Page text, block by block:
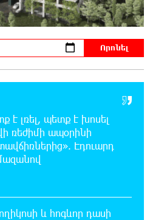
Գարեգին Բ Ամենայն Հայոց
դատական նիստը
մասին
ճակատ» շարժումը
է հայտնում Ամենայն Հայոց
է լռել, պետք է խոսել
ռեժիմի ապօրինի
Էդուարդ
և հոգևոր դասի